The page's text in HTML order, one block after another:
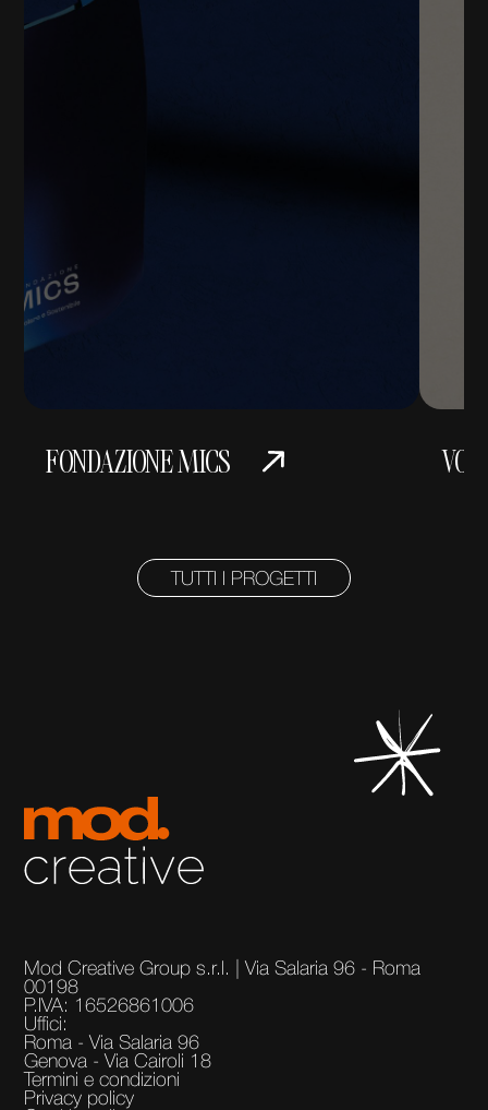
FONDAZIONE MICS
TUTTI I PROGETTI
Mod Creative Group s.r.l. | Via Salaria 96 - Roma
00198
P.IVA: 16526861006
Uffici:
Roma - Via Salaria 96
Genova - Via Cairoli 18
Termini e condizioni
Privacy policy